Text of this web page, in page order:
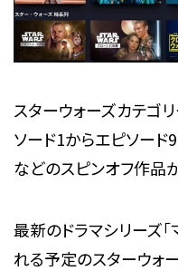
スターウォーズカテゴ
ソード1からエピソード
などのスピンオフ作品
最新のドラマシリーズ
れる予定のスターウォ